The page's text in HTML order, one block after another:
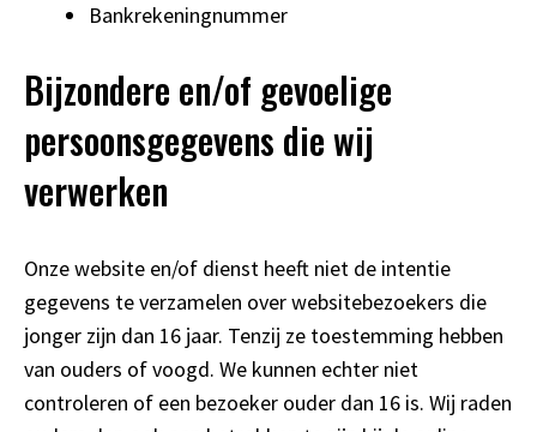
Bankrekeningnummer
Bijzondere en/of gevoelige
persoonsgegevens die wij
verwerken
Onze website en/of dienst heeft niet de intentie
gegevens te verzamelen over websitebezoekers die
jonger zijn dan 16 jaar. Tenzij ze toestemming hebben
van ouders of voogd. We kunnen echter niet
controleren of een bezoeker ouder dan 16 is. Wij raden